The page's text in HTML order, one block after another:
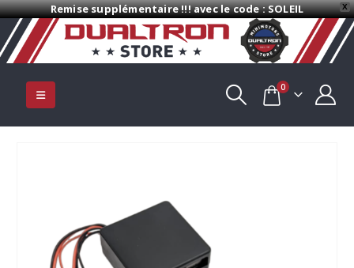
X
Remise supplémentaire !!! avec le code : SOLEIL
0